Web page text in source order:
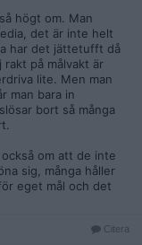
damspecifika
styras av mäns
högt om. Man
det är inte helt
har det jättetufft då
rakt på målvakt är
lite. Men man
man bara in
bort så många
om att de inte
sig, många håller
eget mål och det
Citera